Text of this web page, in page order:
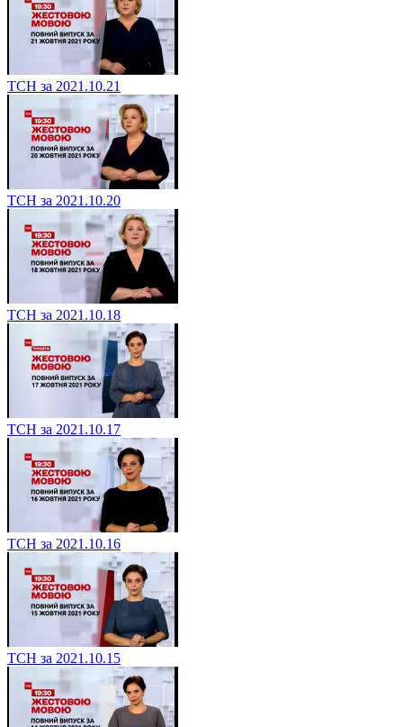
ТСН за 2021.10.21
ТСН за 2021.10.20
ТСН за 2021.10.18
ТСН за 2021.10.17
ТСН за 2021.10.16
ТСН за 2021.10.15